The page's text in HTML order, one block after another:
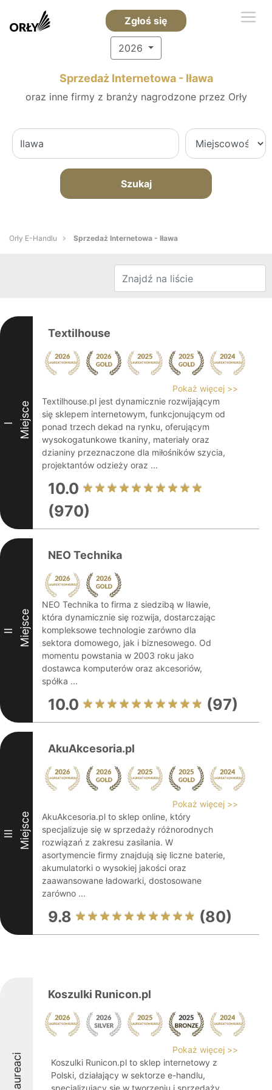
Zgłoś się
2026
Sprzedaż Internetowa - Iława
oraz inne firmy z branży nagrodzone przez Orły
Szukaj
Orły E-Handlu Sprzedaż Internetowa - Iława
I Miejsce
Textilhouse
Pokaż więcej >>
Textilhouse.pl jest dynamicznie rozwijającym
się sklepem internetowym, funkcjonującym od
ponad trzech dekad na rynku, oferującym
wysokogatunkowe tkaniny, materiały oraz
dzianiny przeznaczone dla miłośników szycia,
projektantów odzieży oraz ...
10.0
(970)
II Miejsce
NEO Technika
NEO Technika to firma z siedzibą w Iławie,
która dynamicznie się rozwija, dostarczając
kompleksowe technologie zarówno dla
sektora domowego, jak i biznesowego. Od
momentu powstania w 2003 roku jako
dostawca komputerów oraz akcesoriów,
spółka ...
10.0 (97)
III Miejsce
AkuAkcesoria.pl
Pokaż więcej >>
AkuAkcesoria.pl to sklep online, który
specjalizuje się w sprzedaży różnorodnych
rozwiązań z zakresu zasilania. W
asortymencie firmy znajdują się liczne baterie,
akumulatorki o wysokiej jakości oraz
zaawansowane ładowarki, dostosowane
zarówno ...
9.8 (80)
Laureaci
Koszulki Runicon.pl
Pokaż więcej >>
Koszulki Runicon.pl to sklep internetowy z
Polski, działający w sektorze e-handlu,
specjalizujący się w tworzeniu i sprzedaży